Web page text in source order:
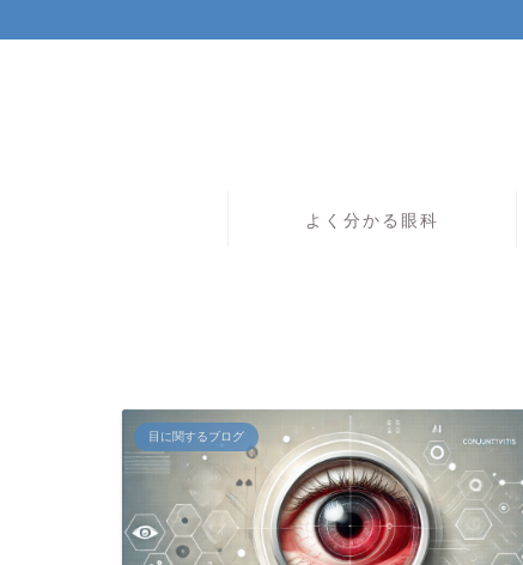
よく分かる眼科
目に関するブログ